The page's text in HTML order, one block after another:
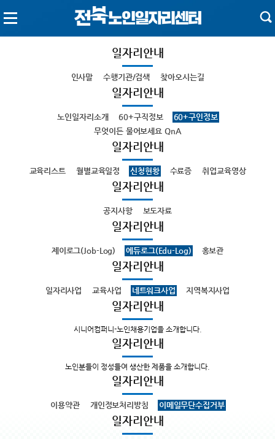
일자리안내
인사말 수행기관/검색 찾아오시는길
일자리안내
노인일자리소개 60+구직정보
60+구인정보
무엇이든 물어보세요 QnA
일자리안내
교육리스트 월별교육일정 신청현황 수료증 취업교육영상
일자리안내
공지사항 보도자료
일자리안내
제이로그(Job-Log) 에듀로그(Edu-Log) 홍보관
일자리안내
일자리사업 교육사업 네트워크사업 지역복지사업
일자리안내
시니어컴퍼니-노인채용기업을 소개합니다.
일자리안내
노인분들이 정성들여 생산한 제품을 소개합니다.
일자리안내
이용약관 개인정보처리방침 이메일무단수집거부
일자리안내